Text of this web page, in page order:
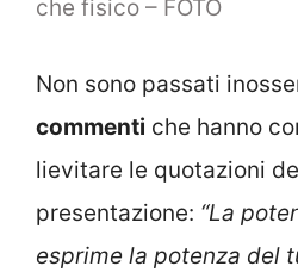
che fisico – FOTO
Non sono passati
commenti che hanno
lievitare le quotazioni
presentazione: “La
esprime la potenza del